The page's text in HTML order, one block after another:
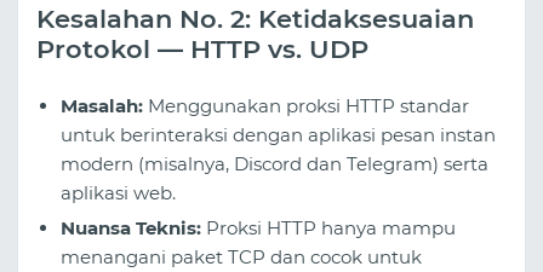
Kesalahan No. 2: Ketidaksesuaian
Protokol — HTTP vs. UDP
Masalah: Menggunakan proksi HTTP standar
untuk berinteraksi dengan aplikasi pesan instan
modern (misalnya, Discord dan Telegram) serta
aplikasi web.
Nuansa Teknis: Proksi HTTP hanya mampu
menangani paket TCP dan cocok untuk